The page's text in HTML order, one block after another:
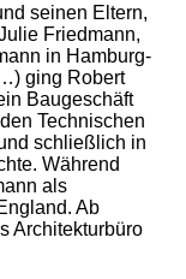
seinen Eltern,
Friedmann,
in Hamburg-
ging Robert
Baugeschäft
Technischen
schließlich in
Während
als
Ab
Architekturbüro